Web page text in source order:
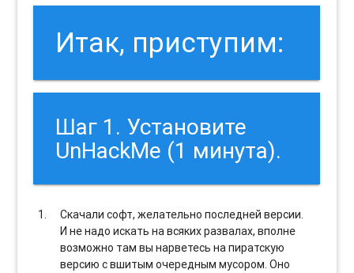
Итак, приступим:
Шаг 1. Установите
UnHackMe (1 минута).
Скачали софт, желательно последней версии.
И не надо искать на всяких развалах, вполне
возможно там вы нарветесь на пиратскую
версию с вшитым очередным мусором. Оно